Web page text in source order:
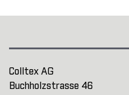
Colltex AG
Buchholzstrasse 46